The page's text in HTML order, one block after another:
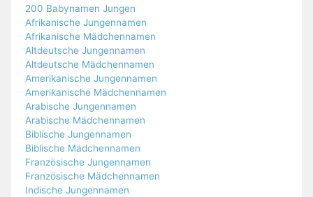
200 Babynamen Jungen
Afrikanische Jungennamen
Afrikanische Mädchennamen
Altdeutsche Jungennamen
Altdeutsche Mädchennamen
Amerikanische Jungennamen
Amerikanische Mädchennamen
Arabische Jungennamen
Arabische Mädchennamen
Biblische Jungennamen
Biblische Mädchennamen
Französische Jungennamen
Französische Mädchennamen
Indische Jungennamen